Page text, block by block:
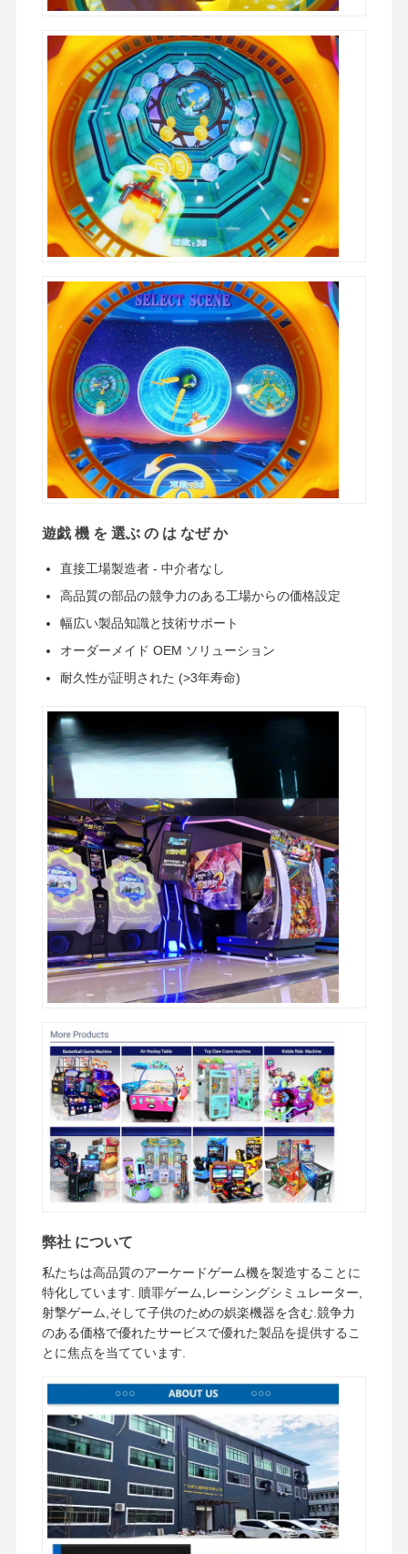
遊戯 機 を 選ぶ の は なぜ か
直接工場製造者 - 中介者なし
高品質の部品の競争力のある工場からの価格設定
幅広い製品知識と技術サポート
オーダーメイド OEM ソリューション
耐久性が証明された (>3年寿命)
弊社 について
私たちは高品質のアーケードゲーム機を製造することに
特化しています. 贖罪ゲーム,レーシングシミュレーター,
射撃ゲーム,そして子供のための娯楽機器を含む.競争力
のある価格で優れたサービスで優れた製品を提供するこ
とに焦点を当てています.